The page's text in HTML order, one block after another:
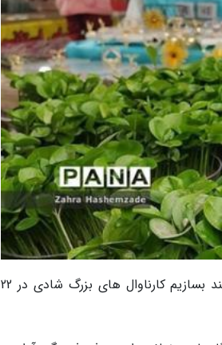
به گزارش روابط عمومی جشنواره لبخند بهار، سال جاری و در راستای پویش لبخند بسازیم کارناوال های بزرگ شادی در 22